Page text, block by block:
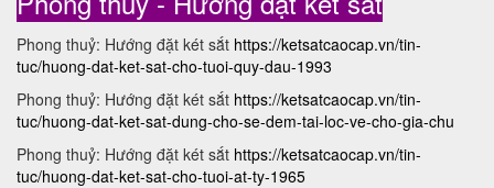
Phong thuỷ: Hướng đặt két sắt https://ketsatcaocap.vn/tin-
tuc/huong-dat-ket-sat-cho-tuoi-quy-dau-1993
Phong thuỷ: Hướng đặt két sắt https://ketsatcaocap.vn/tin-
tuc/huong-dat-ket-sat-dung-cho-se-dem-tai-loc-ve-cho-gia-chu
Phong thuỷ: Hướng đặt két sắt https://ketsatcaocap.vn/tin-
tuc/huong-dat-ket-sat-cho-tuoi-at-ty-1965